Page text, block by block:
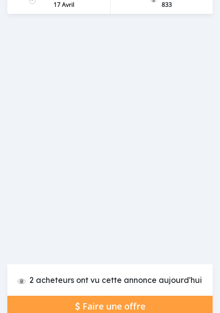
17 Avril
833
2 acheteurs ont vu cette annonce aujourd'hui
Faire une offre